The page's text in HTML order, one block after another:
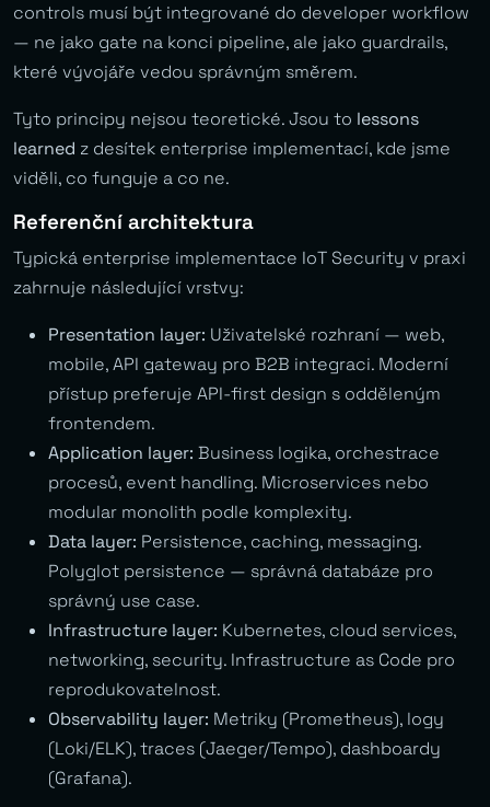
controls musí být integrované do developer workflow
— ne jako gate na konci pipeline, ale jako guardrails,
které vývojáře vedou správným směrem.
Tyto principy nejsou teoretické. Jsou to lessons
learned z desítek enterprise implementací, kde jsme
viděli, co funguje a co ne.
Referenční architektura
Typická enterprise implementace IoT Security v praxi
zahrnuje následující vrstvy:
Presentation layer: Uživatelské rozhraní — web,
mobile, API gateway pro B2B integraci. Moderní
přístup preferuje API-first design s odděleným
frontendem.
Application layer: Business logika, orchestrace
procesů, event handling. Microservices nebo
modular monolith podle komplexity.
Data layer: Persistence, caching, messaging.
Polyglot persistence — správná databáze pro
správný use case.
Infrastructure layer: Kubernetes, cloud services,
networking, security. Infrastructure as Code pro
reprodukovatelnost.
Observability layer: Metriky (Prometheus), logy
(Loki/ELK), traces (Jaeger/Tempo), dashboardy
(Grafana).